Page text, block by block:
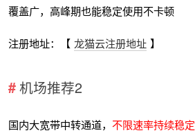
覆盖广，高峰期也能稳定使用不卡顿
注册地址：【 龙猫云注册地址 】
机场推荐2
国内大宽带中转通道，不限速率持续稳定